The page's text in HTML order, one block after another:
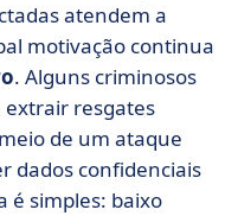
atendem a
motivação continua
. Alguns criminosos
resgates
de um ataque
dados confidenciais
é simples: baixo